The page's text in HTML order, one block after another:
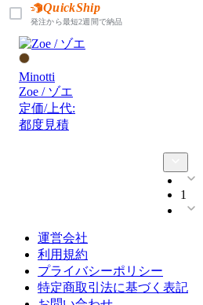
QuickShip
発注から最短2週間で納品
Minotti
Zoe / ゾエ
定価/上代:
都度見積
1
運営会社
利用規約
プライバシーポリシー
特定商取引法に基づく表記